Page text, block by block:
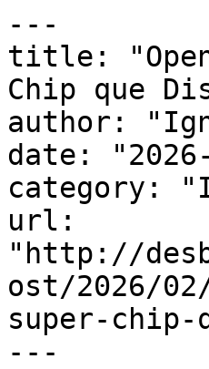
---
title:
Chip que
author:
date:
category:
url:
"http://
ost/2026/
super-chip-
---